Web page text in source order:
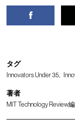
タグ
Innovators Under 35
著者
MIT Technology Review